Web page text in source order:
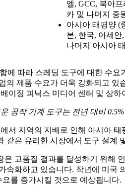
엘, GCC, 북아프
카 및 나머지 중
아시아 태평양 (
본, 한국, 아세안
나머지 아시아
에 따라 스레딩 도구에 대한 수
의 제품 수요가 더욱 강화되고
이징 피닉스 미디어 센터 및 상
공작 기계 도구는 전년 대비
서 지역의 지배로 인해 아시아
같은 유리한 시장에서 도구 설계
은 고품질 결과를 달성하기 위해
속화하고 있습니다. 작년에 미국
를 증가시킬 것으로 예상됩니다.